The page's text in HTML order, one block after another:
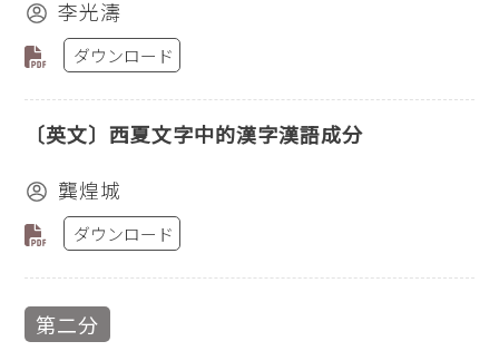
李光濤
ダウンロード
〔英文〕西夏文字中的漢字漢語成分
龔煌城
ダウンロード
第二分